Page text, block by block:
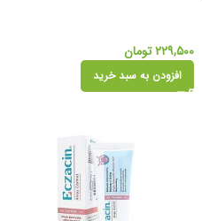
۲۲۹,۵۰۰تومان
افزودن به سبد خرید